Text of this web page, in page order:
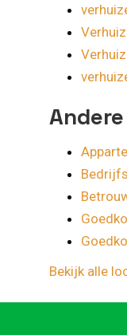
Bekijk alle